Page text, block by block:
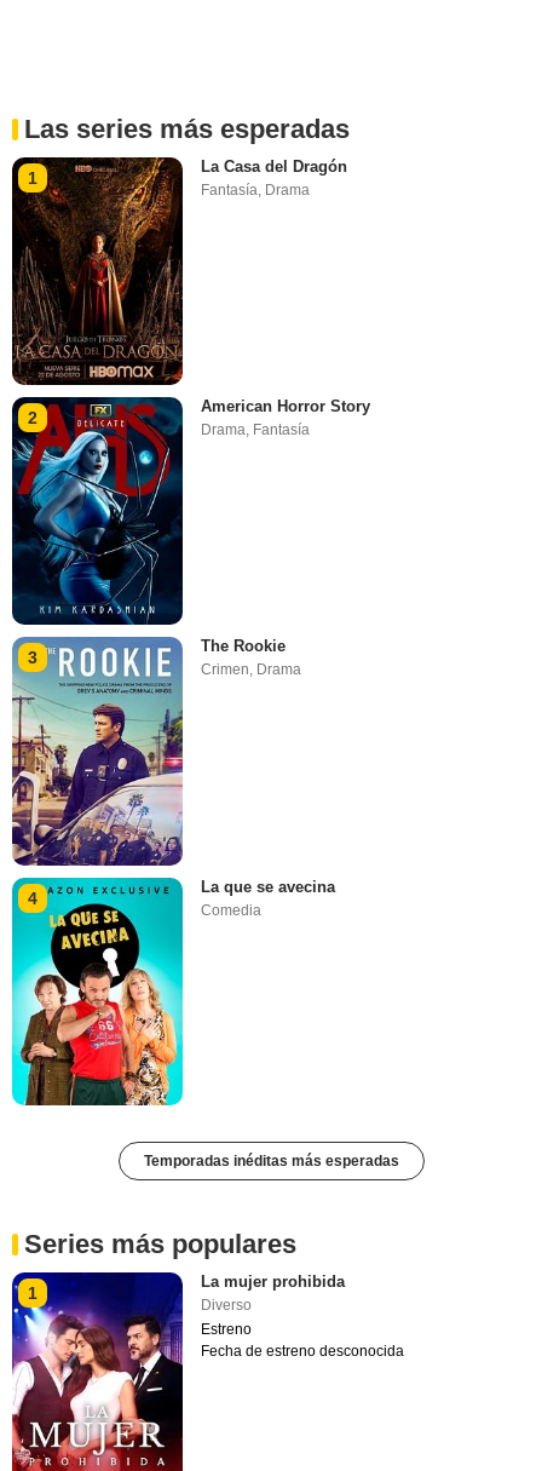
Las series más esperadas
1
La Casa del Dragón
Fantasía, Drama
2
American Horror Story
Drama, Fantasía
3
The Rookie
Crimen, Drama
4
La que se avecina
Comedia
Temporadas inéditas más esperadas
Series más populares
1
La mujer prohibida
Diverso
Estreno
Fecha de estreno desconocida